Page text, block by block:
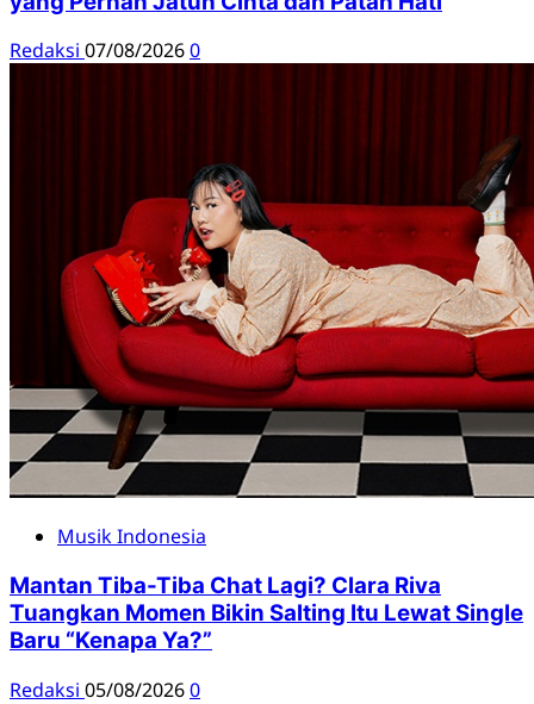
Redaksi 07/08/20260
Musik Indonesia
Mantan Tiba-Tiba Chat Lagi? Clara Riva
Tuangkan Momen Bikin Salting Itu Lewat Single
Baru “Kenapa Ya?”
Redaksi 05/08/20260